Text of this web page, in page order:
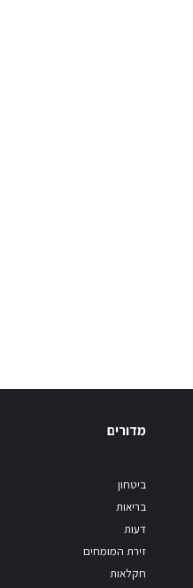
מדורים
ביטחון
בריאות
דעות
זירת המומחים
חקלאות